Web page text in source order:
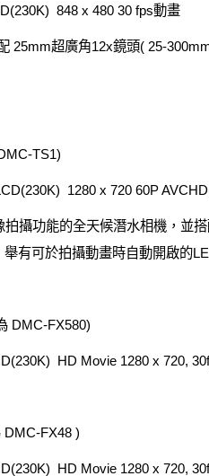
848 x 480 30 fps動畫
25mm超廣角12x鏡頭( 25-
TS1)
1280 x 720 60P
拍攝功能的全天候潛水相機，並
有可於拍攝動畫時自動開啟的
DMC-FX580)
HD Movie 1280 x 720,
FX48 )
HD Movie 1280 x 720,